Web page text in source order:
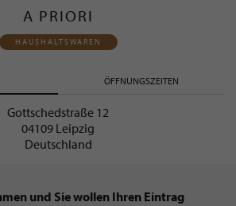
A PRIORI
HAUSHALTSWAREN
ÖFFNUNGSZEITEN
Gottschedstraße 12
04109 Leipzig
Deutschland
und Sie wollen Ihren Eintrag